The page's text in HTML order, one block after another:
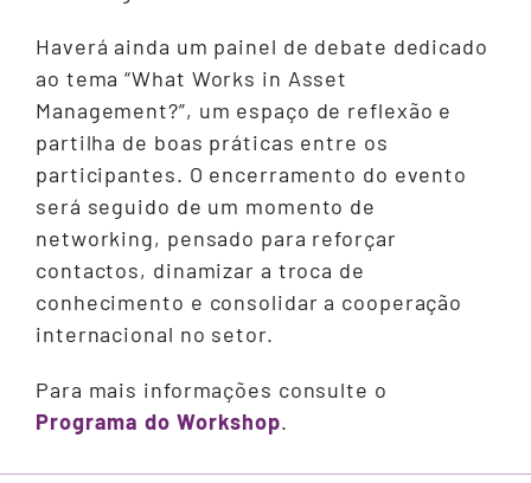
Haverá ainda um painel de debate dedicado
ao tema “What Works in Asset
Management?”, um espaço de reflexão e
partilha de boas práticas entre os
participantes. O encerramento do evento
será seguido de um momento de
networking, pensado para reforçar
contactos, dinamizar a troca de
conhecimento e consolidar a cooperação
internacional no setor.
Para mais informações consulte o
Programa do Workshop.